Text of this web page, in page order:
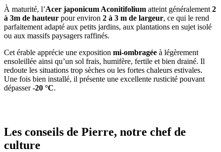
À maturité, l’Acer japonicum Aconitifolium atteint généralement 2
à 3m de hauteur pour environ 2 à 3 m de largeur, ce qui le rend
parfaitement adapté aux petits jardins, aux plantations en sujet isolé
ou aux massifs paysagers raffinés.
Cet érable apprécie une exposition mi-ombragée à légèrement
ensoleillée ainsi qu’un sol frais, humifère, fertile et bien drainé. Il
redoute les situations trop sèches ou les fortes chaleurs estivales.
Une fois bien installé, il présente une excellente rusticité pouvant
dépasser-20 °C.
Les conseils de Pierre, notre chef de
culture